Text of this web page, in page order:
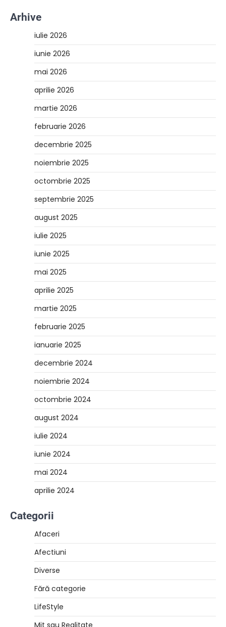
Arhive
iulie 2026
iunie 2026
mai 2026
aprilie 2026
martie 2026
februarie 2026
decembrie 2025
noiembrie 2025
octombrie 2025
septembrie 2025
august 2025
iulie 2025
iunie 2025
mai 2025
aprilie 2025
martie 2025
februarie 2025
ianuarie 2025
decembrie 2024
noiembrie 2024
octombrie 2024
august 2024
iulie 2024
iunie 2024
mai 2024
aprilie 2024
Categorii
Afaceri
Afectiuni
Diverse
Fără categorie
LifeStyle